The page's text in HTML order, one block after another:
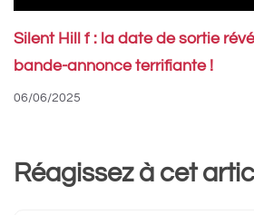
Silent Hill f : la date de sortie
bande-annonce terrifiante !
06/06/2025
Réagissez à cet